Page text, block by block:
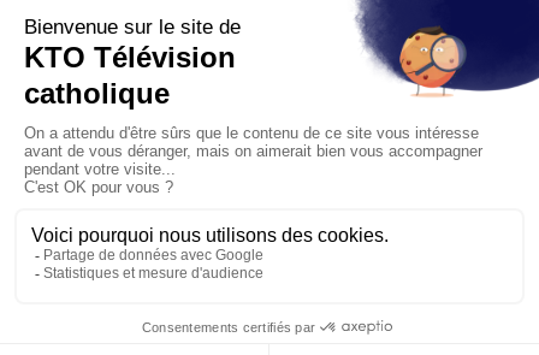
Les reportages d'été 2026 de KTO
La visite pastorale du pape Léon
XIV à Assise à suivre sur KTO le
jeudi 6 août
Le pape en Uruguay, Argentine et
Pérou du 6 au 17 novembre 2026